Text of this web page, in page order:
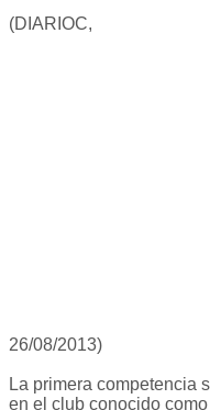
(DIARIOC,
26/08/2013)
La primera competencia
en el club conocido como